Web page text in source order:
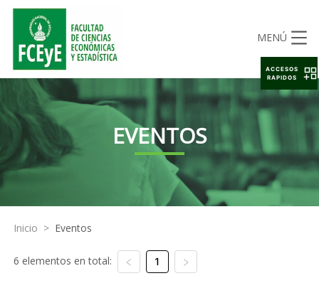
MENÚ
EVENTOS
Inicio > Eventos
6 elementos en total: 1
ACCESOS
RAPIDOS